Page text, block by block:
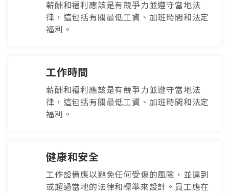
薪酬和福利應該是有競爭力並遵守當地法
律，這包括有關最低工資、加班時間和法定
福利。
工作時間
薪酬和福利應該是有競爭力並遵守當地法
律，這包括有關最低工資、加班時間和法定
福利。
健康和安全
工作設備應以避免任何受傷的風險，並達到
或超過當地的法律和標準來設計。員工應在